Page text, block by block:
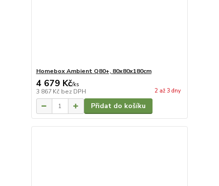
Homebox Ambient Q80+, 80x80x180cm
4 679 Kč/ks
3 867 Kč bez DPH 2 až 3 dny
Přidat do košíku